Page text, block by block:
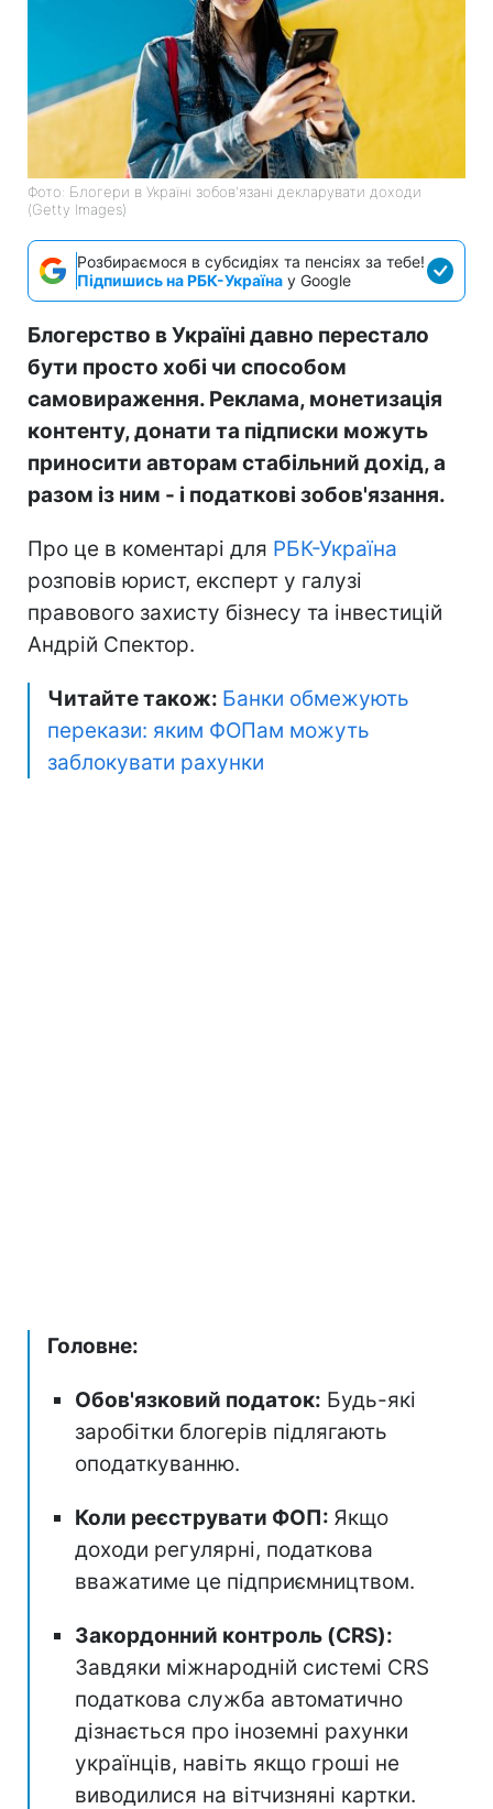
Фото: Блогери в Україні зобов'язані декларувати доходи
(Getty Images)
Розбираємося в субсидіях та пенсіях за тебе!
Підпишись на РБК-Україна у Google
Блогерство в Україні давно перестало
бути просто хобі чи способом
самовираження. Реклама, монетизація
контенту, донати та підписки можуть
приносити авторам стабільний дохід, а
разом із ним - і податкові зобов'язання.
Про це в коментарі для РБК-Україна
розповів юрист, експерт у галузі
правового захисту бізнесу та інвестицій
Андрій Спектор.
Читайте також: Банки обмежують
перекази: яким ФОПам можуть
заблокувати рахунки
Головне:
Обов'язковий податок: Будь-які
заробітки блогерів підлягають
оподаткуванню.
Коли реєструвати ФОП: Якщо
доходи регулярні, податкова
вважатиме це підприємництвом.
Закордонний контроль (CRS):
Завдяки міжнародній системі CRS
податкова служба автоматично
дізнається про іноземні рахунки
українців, навіть якщо гроші не
виводилися на вітчизняні картки.